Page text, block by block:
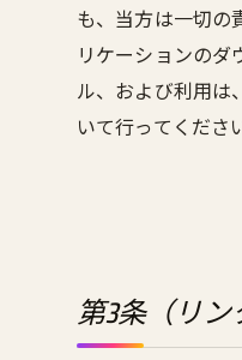
も、当方は一切の
リケーションのダ
ル、および利用は
いて行ってくださ
第3条（リン